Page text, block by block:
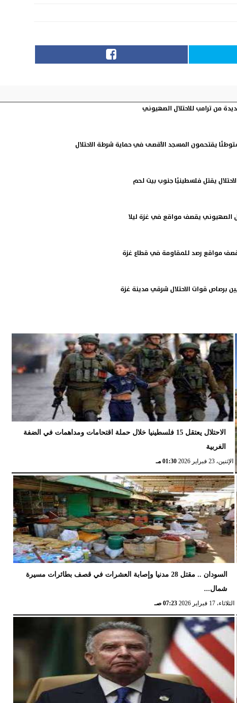
من ترامب للاحتلال الصهيوني
يقتل فلسطينيًا جنوب بيت لحم
الصهيوني يقصف مواقع في غزة ليلا
تقصف مواقع رصد للمقاومة في قطاع غزة
الاحتلال يعتقل 15 فلسطينيا خلال حملة اقتحامات ومداهمات في الضفة
الغربية
الإثنين، 23 فبراير 2026 01:30 مـ
السودان .. مقتل 28 مدنيا وإصابة العشرات في قصف بطائرات مسيرة
شمال...
الثلاثاء، 17 فبراير 2026 07:23 صـ